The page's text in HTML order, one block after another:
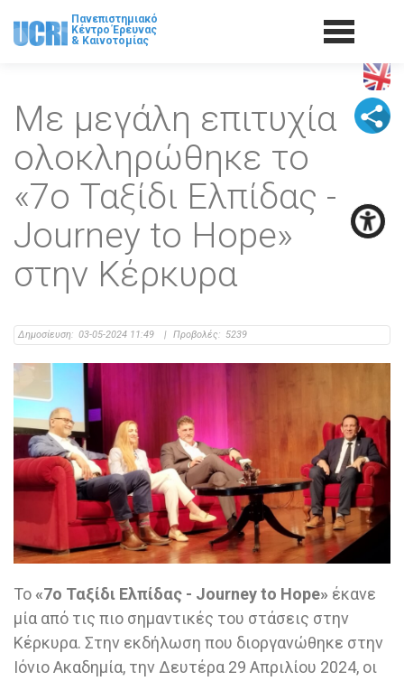
Πανεπιστημιακό
Κέντρο Έρευνας
& Καινοτομίας
Με μεγάλη επιτυχία
ολοκληρώθηκε το
«7o Ταξίδι Ελπίδας -
Journey to Hope»
στην Κέρκυρα
Δημοσίευση: 03-05-2024 11:49 | Προβολές: 5239
Το«7ο Ταξίδι Ελπίδας - Journey to Hope» έκανε
μία από τις πιο σημαντικές του στάσεις στην
Κέρκυρα. Στην εκδήλωση που διοργανώθηκε στην
Ιόνιο Ακαδημία, την Δευτέρα 29 Απριλίου 2024, οι